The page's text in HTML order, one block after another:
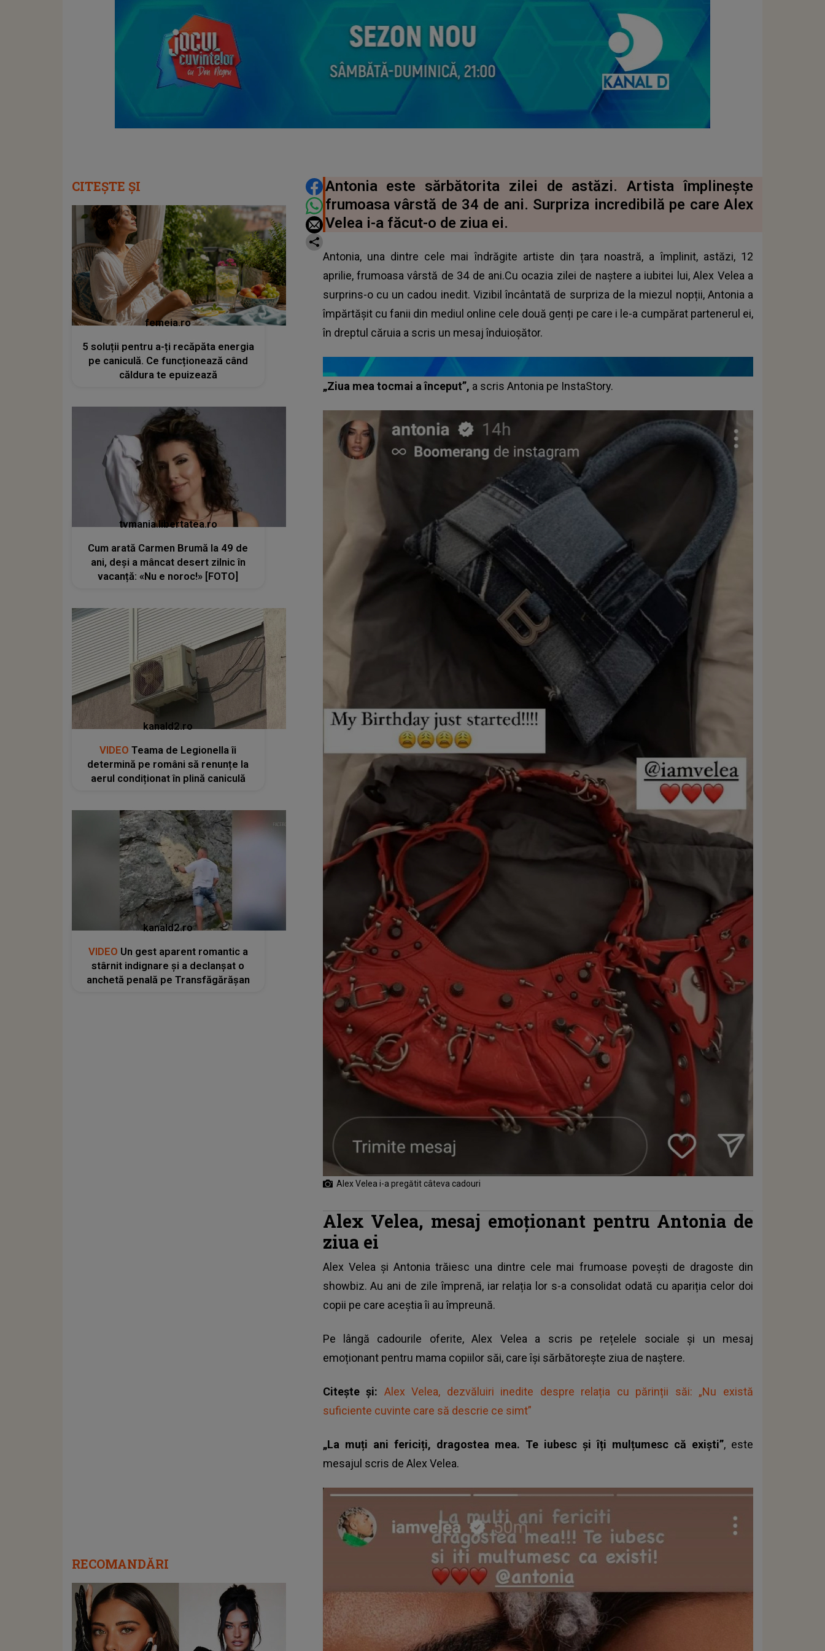
DISTRIBUIE ARTICOLUL
Antonia este sărbătorita zilei de astăzi. Artista împlinește
frumoasa vârstă de 34 de ani. Surpriza incredibilă pe care Alex
Velea i-a făcut-o de ziua ei.
Antonia, una dintre cele mai îndrăgite artiste din țara noastră, a împlinit, astăzi, 12
aprilie, frumoasa vârstă de 34 de ani.Cu ocazia zilei de naștere a iubitei lui, Alex Velea a
surprins-o cu un cadou inedit. Vizibil încântată de surpriza de la miezul nopții, Antonia a
împărtășit cu fanii din mediul online cele două genți pe care i le-a cumpărat partenerul ei,
în dreptul căruia a scris un mesaj înduioșător.
„Ziua mea tocmai a început”, a scris Antonia pe InstaStory.
Alex Velea i-a pregătit câteva cadouri
Alex Velea, mesaj emoționant pentru Antonia de
ziua ei
Alex Velea și Antonia trăiesc una dintre cele mai frumoase povești de dragoste din
showbiz. Au ani de zile împrenă, iar relația lor s-a consolidat odată cu apariția celor doi
copii pe care aceștia îi au împreună.
Pe lângă cadourile oferite, Alex Velea a scris pe rețelele sociale și un mesaj
emoționant pentru mama copiilor săi, care își sărbătorește ziua de naștere.
Citește și: Alex Velea, dezvăluiri inedite despre relația cu părinții săi: „Nu există
suficiente cuvinte care să descrie ce simt”
„La muți ani fericiți, dragostea mea. Te iubesc și îți mulțumesc că exiști”, este
mesajul scris de Alex Velea.
CITEȘTE ȘI
femeia.ro
5 soluții pentru a-ți recăpăta energia
pe caniculă. Ce funcționează când
căldura te epuizează
tvmania.libertatea.ro
Cum arată Carmen Brumă la 49 de
ani, deși a mâncat desert zilnic în
vacanță: «Nu e noroc!» [FOTO]
kanald2.ro
VIDEO Teama de Legionella îi
determină pe români să renunțe la
aerul condiționat în plină caniculă
kanald2.ro
VIDEO Un gest aparent romantic a
stârnit indignare și a declanșat o
anchetă penală pe Transfăgărășan
RECOMANDĂRI